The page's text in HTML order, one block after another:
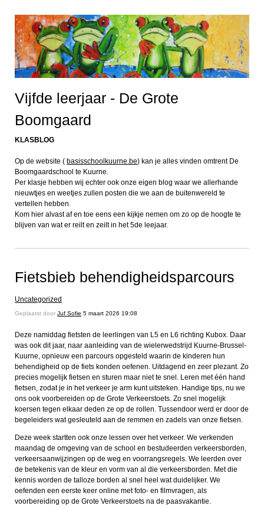
Vijfde leerjaar - De Grote
Boomgaard
KLASBLOG
Op de website ( basisschoolkuurne.be) kan je alles vinden omtrent De
Boomgaardschool te Kuurne.
Per klasje hebben wij echter ook onze eigen blog waar we allerhande
nieuwtjes en weetjes zullen posten die we aan de buitenwereld te
vertellen hebben.
Kom hier alvast af en toe eens een kijkje nemen om zo op de hoogte te
blijven van wat er reilt en zeilt in het 5de leejaar.
Fietsbieb behendigheidsparcours
Uncategorized
Geplaatst door Juf Sofie 5 maart 2026 19:08
Deze namiddag fietsten de leerlingen van L5 en L6 richting Kubox. Daar
was ook dit jaar, naar aanleiding van de wielerwedstrijd Kuurne-Brussel-
Kuurne, opnieuw een parcours opgesteld waarin de kinderen hun
behendigheid op de fiets konden oefenen. Uitdagend en zeer plezant. Zo
precies mogelijk fietsen en sturen maar niet te snel. Leren met één hand
fietsen, zodat je in het verkeer je arm kunt uitsteken. Handige tips, nu we
ons ook voorbereiden op de Grote Verkeerstoets. Zo snel mogelijk
koersen tegen elkaar deden ze op de rollen. Tussendoor werd er door de
begeleiders wat gesleuteld aan de remmen en zadels van onze fietsen.
Deze week startten ook onze lessen over het verkeer. We verkenden
maandag de omgeving van de school en bestudeerden verkeersborden,
verkeersaanwijzingen op de weg en voorrangsregels. We leerden over
de betekenis van de kleur en vorm van al die verkeersborden. Met die
kennis worden de talloze borden al snel heel wat duidelijker. We
oefenden een eerste keer online met foto- en filmvragen, als
voorbereiding op de Grote Verkeerstoets na de paasvakantie.